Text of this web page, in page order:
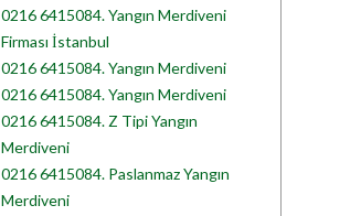
0216 6415084. Yangın Merdiveni
Firması İstanbul
0216 6415084. Yangın Merdiveni
0216 6415084. Yangın Merdiveni
0216 6415084. Z Tipi Yangın
Merdiveni
0216 6415084. Paslanmaz Yangın
Merdiveni